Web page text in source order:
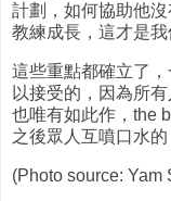
計劃，如何協助他
教練成長，這才是我
這些重點都確立了
以接受的，因為所
也唯有如此作，the
之後眾人互噴口水的
(Photo source: Yam